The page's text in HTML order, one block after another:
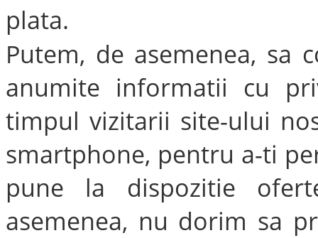
plata.
Putem, de asemenea, sa
anumite informatii cu
timpul vizitarii site-ului
smartphone, pentru a-ti
pune la dispozitie
asemenea, nu dorim sa